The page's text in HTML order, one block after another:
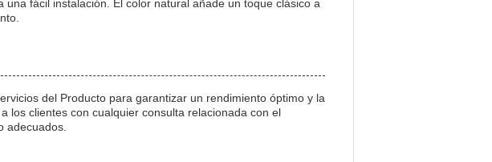
fácil instalación. El color natural añade un toque clásico a
del Producto para garantizar un rendimiento óptimo y la
los clientes con cualquier consulta relacionada con el
adecuados.